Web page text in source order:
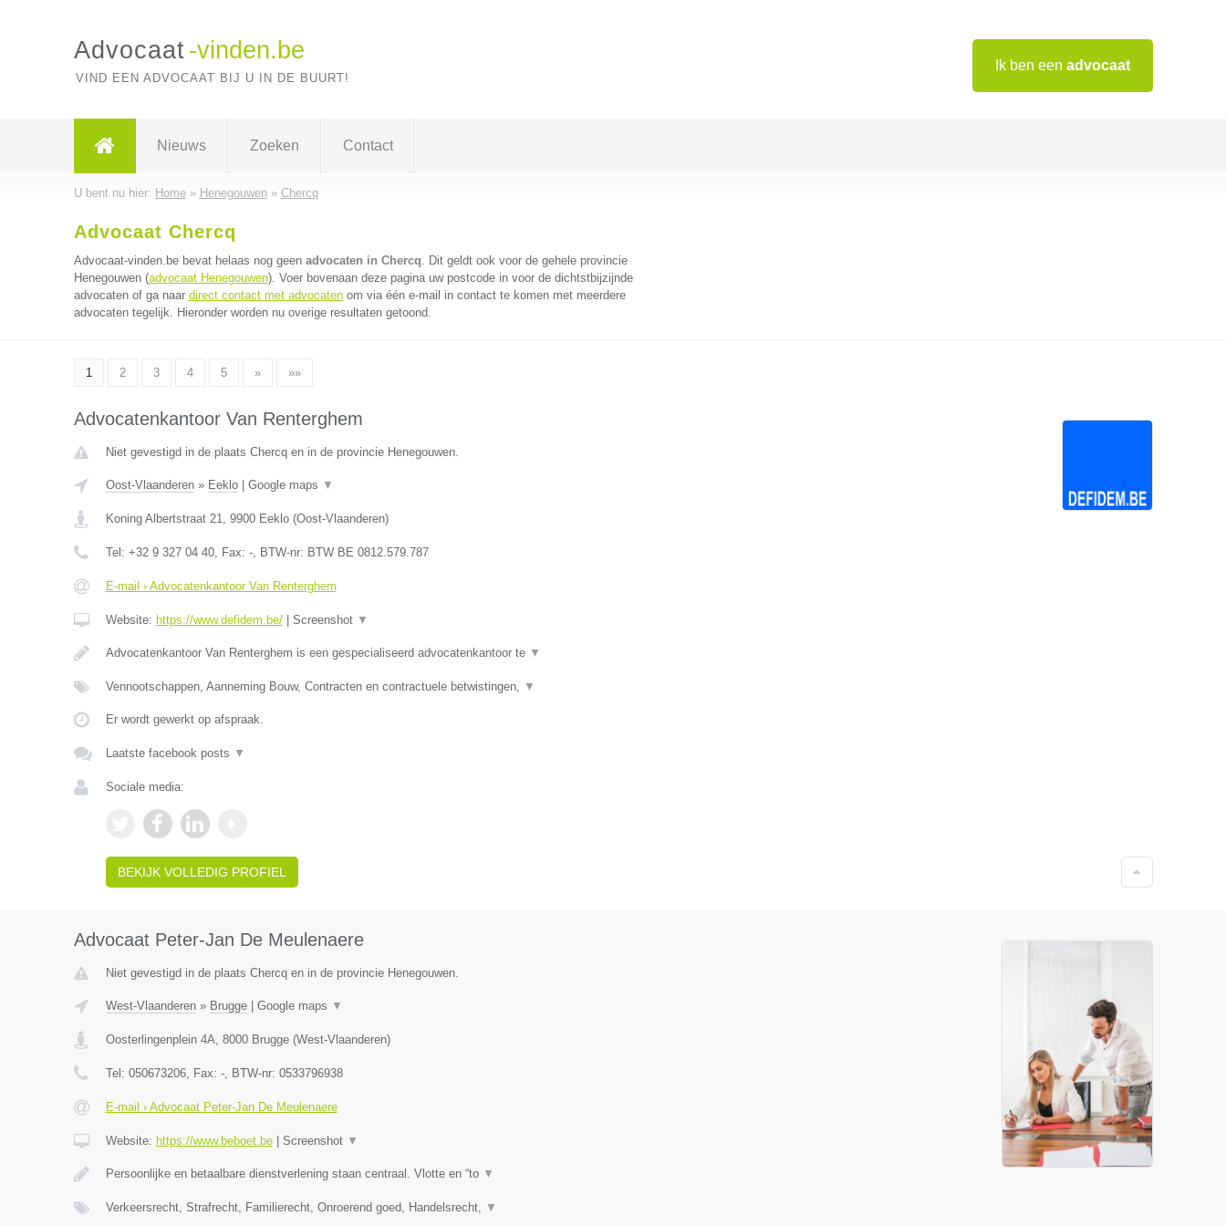
Ik ben een advocaat
Advocaat -vinden.be
VIND EEN ADVOCAAT BIJ U IN DE BUURT!
Nieuws Zoeken Contact
U bent nu hier: Home» Henegouwen» Chercq
Advocaat Chercq
Advocaat-vinden.be bevat helaas nog geen advocaten in Chercq. Dit geldt ook voor de gehele provincie
Henegouwen (advocaat Henegouwen). Voer bovenaan deze pagina uw postcode in voor de dichtstbijzijnde
advocaten of ga naar direct contact met advocatenom via één e-mail in contact te komen met meerdere
advocaten tegelijk. Hieronder worden nu overige resultaten getoond.
1 2 3 4 5 » »»
Advocatenkantoor Van Renterghem
Niet gevestigd in de plaats Chercq en in de provincie Henegouwen.
Oost-Vlaanderen» Eeklo| Google maps ▼
Koning Albertstraat 21, 9900 Eeklo(Oost-Vlaanderen)
Tel: +32 9 327 04 40, Fax: -, BTW-nr: BTW BE 0812.579.787
E-mail › Advocatenkantoor Van Renterghem
Website: https://www.defidem.be/| Screenshot ▼
Advocatenkantoor Van Renterghem is een gespecialiseerd advocatenkantoor te ▼
Vennootschappen, Aanneming Bouw, Contracten en contractuele betwistingen, ▼
Er wordt gewerkt op afspraak.
Laatste facebook posts ▼
Sociale media:
BEKIJK VOLLEDIG PROFIEL
Advocaat Peter-Jan De Meulenaere
Niet gevestigd in de plaats Chercq en in de provincie Henegouwen.
West-Vlaanderen» Brugge| Google maps ▼
Oosterlingenplein 4A, 8000 Brugge(West-Vlaanderen)
Tel: 050673206, Fax: -, BTW-nr: 0533796938
E-mail › Advocaat Peter-Jan De Meulenaere
Website: https://www.beboet.be| Screenshot ▼
Persoonlijke en betaalbare dienstverlening staan centraal. Vlotte en “to ▼
Verkeersrecht, Strafrecht, Familierecht, Onroerend goed, Handelsrecht, ▼